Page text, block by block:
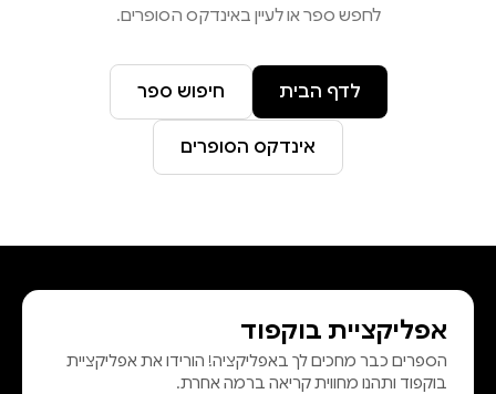
לחפש ספר או לעיין באינדקס הסופרים.
לדף הבית חיפוש ספר
אינדקס הסופרים
אפליקציית בוקפוד
הספרים כבר מחכים לך באפליקציה! הורידו את אפליקציית
בוקפוד ותהנו מחווית קריאה ברמה אחרת.